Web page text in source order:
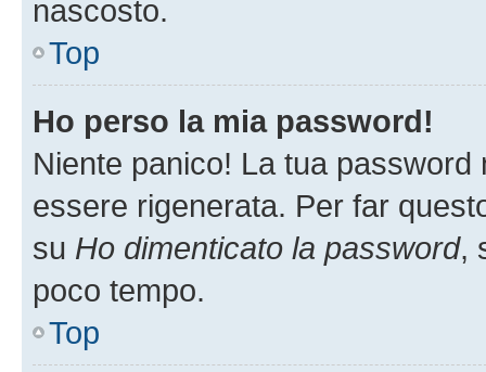
nascosto.
Top
Ho perso la mia password!
Niente panico! La tua
essere rigenerata. Per far
su Ho dimenticato la password,
poco tempo.
Top